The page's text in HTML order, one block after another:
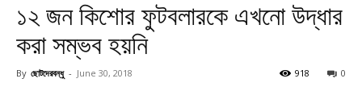
১২ জন কিশোর ফুটবলারকে এখনো উদ্ধার
করা সম্ভব হয়নি
By ছোটদেরবন্ধু - June 30, 2018 0
918